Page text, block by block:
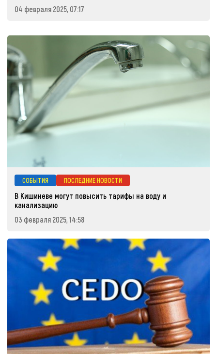
04 февраля 2025, 07:17
СОБЫТИЯ ПОСЛЕДНИЕ НОВОСТИ
В Кишиневе могут повысить тарифы на воду и
канализацию
03 февраля 2025, 14:58